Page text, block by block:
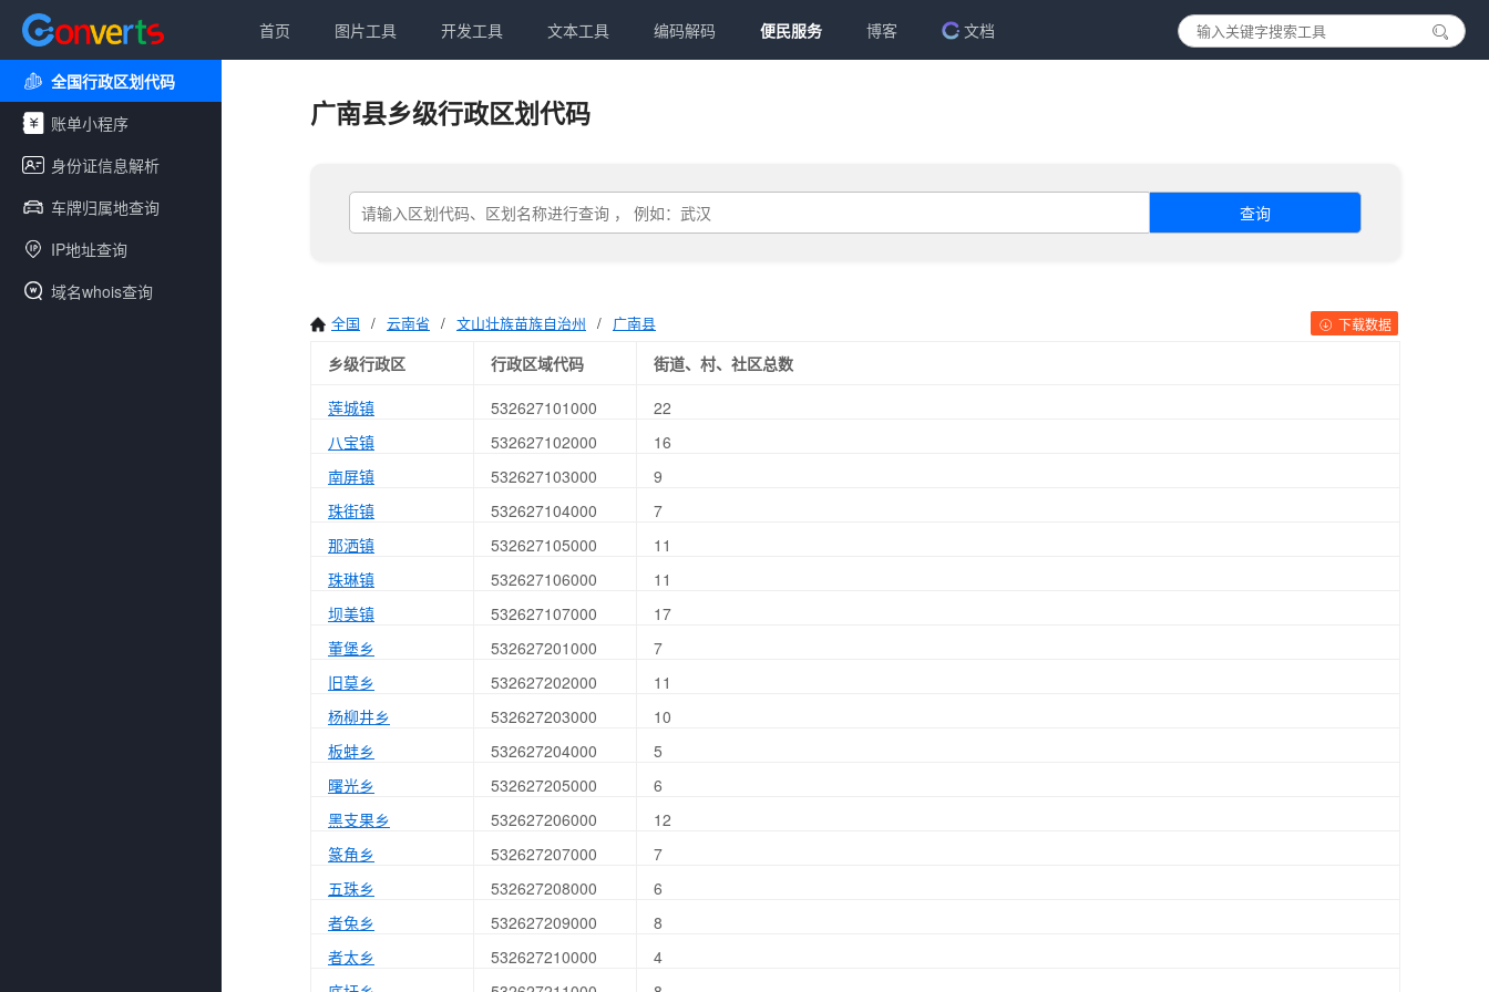
首页 图片工具 开发工具 文本工具 编码解码 便民服务 博客 文档
全国行政区划代码
账单小程序
身份证信息解析
车牌归属地查询
IP地址查询
域名whois查询
广南县乡级行政区划代码
查询
全国 / 云南省 / 文山壮族苗族自治州 / 广南县 下载数据
乡级行政区 行政区域代码
街道、村、社区总数
莲城镇
532627101000
22
八宝镇
532627102000
16
南屏镇
532627103000
9
珠街镇
532627104000
7
那洒镇
532627105000
11
珠琳镇
532627106000
11
坝美镇
532627107000
17
董堡乡
532627201000
7
旧莫乡
532627202000
11
杨柳井乡
532627203000
10
板蚌乡
532627204000
5
曙光乡
532627205000
6
黑支果乡
532627206000
12
篆角乡
532627207000
7
五珠乡
532627208000
6
者兔乡
532627209000
8
者太乡
532627210000
4